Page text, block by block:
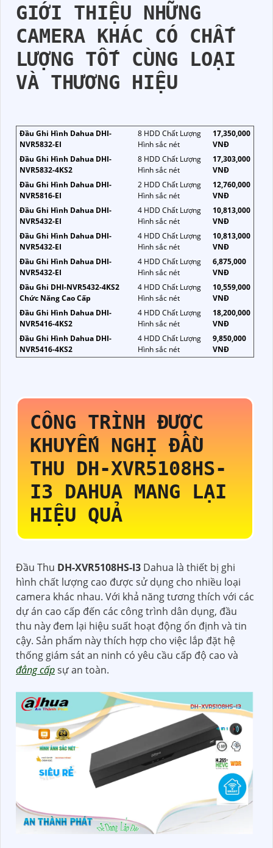
GIỚI THIỆU NHỮNG
CAMERA KHÁC CÓ CHẤT
LƯỢNG TỐT CÙNG LOẠI
VÀ THƯƠNG HIỆU
Đầu Ghi Hình Dahua DHI-
NVR5832-EI
8 HDD Chất Lượng
Hình sắc nét
17,350,000
VNĐ
Đầu Ghi Hình Dahua DHI-
NVR5832-4KS2
8 HDD Chất Lượng
Hình sắc nét
17,303,000
VNĐ
Đầu Ghi Hình Dahua DHI-
NVR5816-EI
2 HDD Chất Lượng
Hình sắc nét
12,760,000
VNĐ
Đầu Ghi Hình Dahua DHI-
NVR5432-EI
4 HDD Chất Lượng
Hình sắc nét
10,813,000
VNĐ
Đầu Ghi Hình Dahua DHI-
NVR5432-EI
4 HDD Chất Lượng
Hình sắc nét
10,813,000
VNĐ
Đầu Ghi Hình Dahua DHI-
NVR5432-EI
4 HDD Chất Lượng
Hình sắc nét
6,875,000
VNĐ
Đầu Ghi DHI-NVR5432-4KS2
Chức Năng Cao Cấp
4 HDD Chất Lượng
Hình sắc nét
10,559,000
VNĐ
Đầu Ghi Hình Dahua DHI-
NVR5416-4KS2
4 HDD Chất Lượng
Hình sắc nét
18,200,000
VNĐ
Đầu Ghi Hình Dahua DHI-
NVR5416-4KS2
4 HDD Chất Lượng
Hình sắc nét
9,850,000
VNĐ
CÔNG TRÌNH ĐƯỢC
KHUYẾN NGHỊ ĐẦU
THU DH-XVR5108HS-
I3 DAHUA MANG LẠI
HIỆU QUẢ
Đầu Thu DH-XVR5108HS-I3 Dahua là thiết bị ghi
hình chất lượng cao được sử dụng cho nhiều loại
camera khác nhau. Với khả năng tương thích với các
dự án cao cấp đến các công trình dân dụng, đầu
thu này đem lại hiệu suất hoạt động ổn định và tin
cậy. Sản phẩm này thích hợp cho việc lắp đặt hệ
thống giám sát an ninh có yêu cầu cấp độ cao và
đẳng cấpsự an toàn.